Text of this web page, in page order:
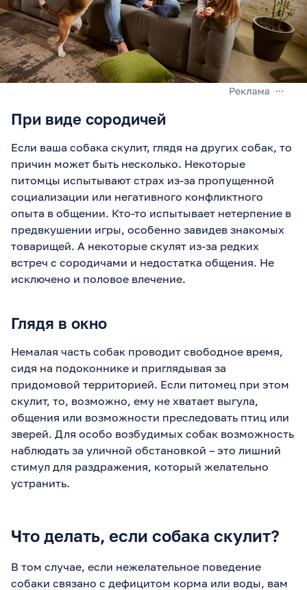
При виде сородичей
Если ваша собака скулит, глядя на других собак, то
причин может быть несколько. Некоторые
питомцы испытывают страх из-за пропущенной
социализации или негативного конфликтного
опыта в общении. Кто-то испытывает нетерпение в
предвкушении игры, особенно завидев знакомых
товарищей. А некоторые скулят из-за редких
встреч с сородичами и недостатка общения. Не
исключено и половое влечение.
Глядя в окно
Немалая часть собак проводит свободное время,
сидя на подоконнике и приглядывая за
придомовой территорией. Если питомец при этом
скулит, то, возможно, ему не хватает выгула,
общения или возможности преследовать птиц или
зверей. Для особо возбудимых собак возможность
наблюдать за уличной обстановкой – это лишний
стимул для раздражения, который желательно
устранить.
Что делать, если собака скулит?
В том случае, если нежелательное поведение
собаки связано с дефицитом корма или воды, вам